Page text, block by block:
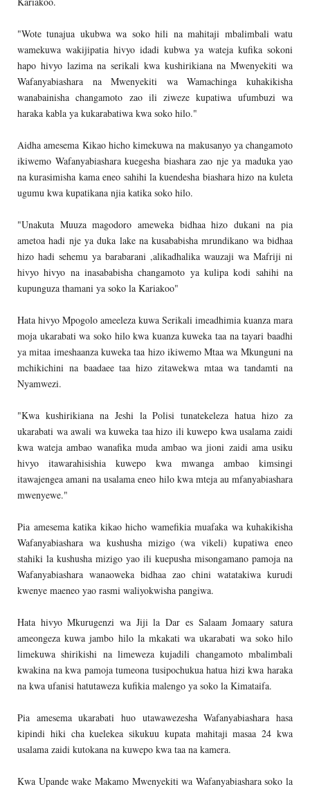
"Wote tunajua ukubwa wa soko hili na mahitaji mbalimbali watu
wamekuwa wakijipatia hivyo idadi kubwa ya wateja kufika sokoni
hapo hivyo lazima na serikali kwa kushirikiana na Mwenyekiti wa
Wafanyabiashara na Mwenyekiti wa Wamachinga kuhakikisha
wanabainisha changamoto zao ili ziweze kupatiwa ufumbuzi wa
haraka kabla ya kukarabatiwa kwa soko hilo."
Aidha amesema Kikao hicho kimekuwa na makusanyo ya changamoto
ikiwemo Wafanyabiashara kuegesha biashara zao nje ya maduka yao
na kurasimisha kama eneo sahihi la kuendesha biashara hizo na kuleta
ugumu kwa kupatikana njia katika soko hilo.
"Unakuta Muuza magodoro ameweka bidhaa hizo dukani na pia
ametoa hadi nje ya duka lake na kusababisha mrundikano wa bidhaa
hizo hadi sehemu ya barabarani ,alikadhalika wauzaji wa Mafriji ni
hivyo hivyo na inasababisha changamoto ya kulipa kodi sahihi na
kupunguza thamani ya soko la Kariakoo"
Hata hivyo Mpogolo ameeleza kuwa Serikali imeadhimia kuanza mara
moja ukarabati wa soko hilo kwa kuanza kuweka taa na tayari baadhi
ya mitaa imeshaanza kuweka taa hizo ikiwemo Mtaa wa Mkunguni na
mchikichini na baadaee taa hizo zitawekwa mtaa wa tandamti na
Nyamwezi.
"Kwa kushirikiana na Jeshi la Polisi tunatekeleza hatua hizo za
ukarabati wa awali wa kuweka taa hizo ili kuwepo kwa usalama zaidi
kwa wateja ambao wanafika muda ambao wa jioni zaidi ama usiku
hivyo itawarahisishia kuwepo kwa mwanga ambao kimsingi
itawajengea amani na usalama eneo hilo kwa mteja au mfanyabiashara
mwenyewe."
Pia amesema katika kikao hicho wamefikia muafaka wa kuhakikisha
Wafanyabiashara wa kushusha mizigo (wa vikeli) kupatiwa eneo
stahiki la kushusha mizigo yao ili kuepusha misongamano pamoja na
Wafanyabiashara wanaoweka bidhaa zao chini watatakiwa kurudi
kwenye maeneo yao rasmi waliyokwisha pangiwa.
Hata hivyo Mkurugenzi wa Jiji la Dar es Salaam Jomaary satura
ameongeza kuwa jambo hilo la mkakati wa ukarabati wa soko hilo
limekuwa shirikishi na limeweza kujadili changamoto mbalimbali
kwakina na kwa pamoja tumeona tusipochukua hatua hizi kwa haraka
na kwa ufanisi hatutaweza kufikia malengo ya soko la Kimataifa.
Pia amesema ukarabati huo utawawezesha Wafanyabiashara hasa
kipindi hiki cha kuelekea sikukuu kupata mahitaji masaa 24 kwa
usalama zaidi kutokana na kuwepo kwa taa na kamera.
Kwa Upande wake Makamo Mwenyekiti wa Wafanyabiashara soko la